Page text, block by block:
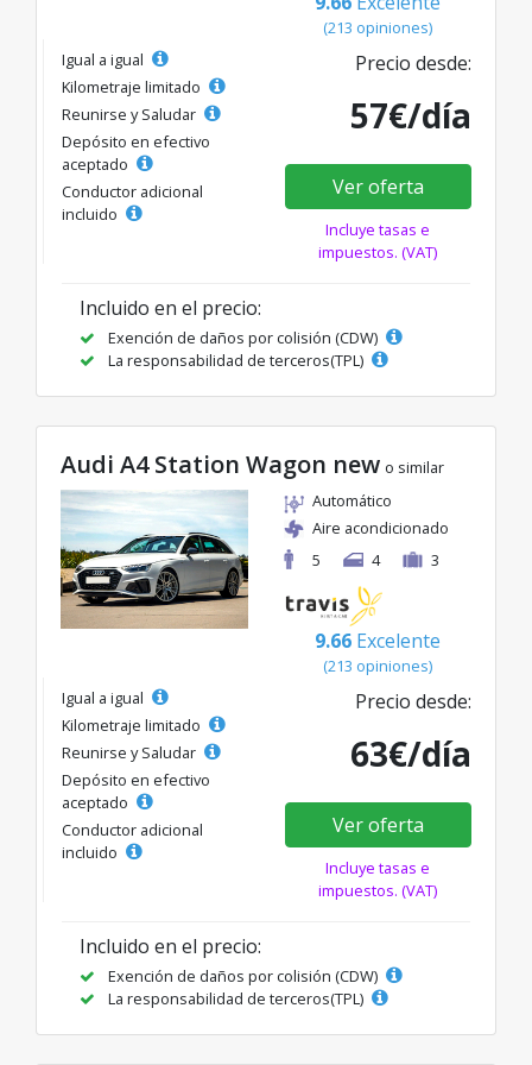
(213 opiniones)
Igual a igual
Kilometraje limitado
Reunirse y Saludar
Depósito en efectivo
aceptado
Conductor adicional
incluido
Precio desde:
57€/día
Ver oferta
Incluye tasas e
impuestos. (VAT)
Incluido en el precio:
Exención de daños por colisión (CDW)
La responsabilidad de terceros(TPL)
Audi A4 Station Wagon new o similar
Automático
Aire acondicionado
5
4 3
9.66 Excelente
(213 opiniones)
Igual a igual
Kilometraje limitado
Reunirse y Saludar
Depósito en efectivo
aceptado
Conductor adicional
incluido
Precio desde:
63€/día
Ver oferta
Incluye tasas e
impuestos. (VAT)
Incluido en el precio:
Exención de daños por colisión (CDW)
La responsabilidad de terceros(TPL)